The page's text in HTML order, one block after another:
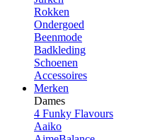
Rokken
Ondergoed
Beenmode
Badkleding
Schoenen
Accessoires
Merken
Dames
4 Funky Flavours
Aaiko